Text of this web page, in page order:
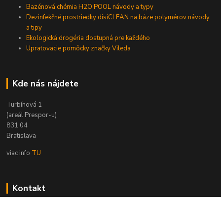
Bazénová chémia H2O POOL návody a typy
Dezinfekčné prostriedky disiCLEAN na báze polymérov návody
a tipy
Ekologická drogéria dostupná pre každého
Upratovacie pomôcky značky Vileda
Kde nás nájdete
Turbínová 1
(areál Prespor-u)
831 04
Bratislava
viac info TU
Kontakt